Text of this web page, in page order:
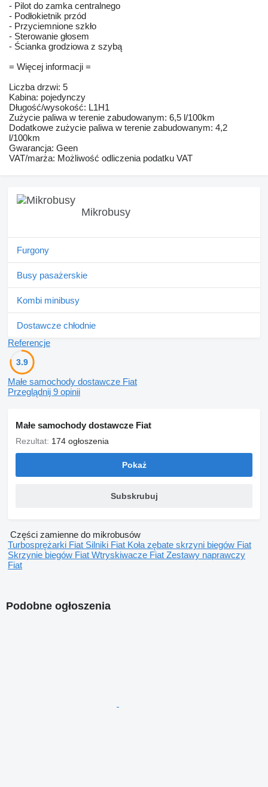
- Pilot do zamka centralnego
- Podłokietnik przód
- Przyciemnione szkło
- Sterowanie głosem
- Ścianka grodziowa z szybą
= Więcej informacji =
Liczba drzwi: 5
Kabina: pojedynczy
Długość/wysokość: L1H1
Zużycie paliwa w terenie zabudowanym: 6,5 l/100km
Dodatkowe zużycie paliwa w terenie zabudowanym: 4,2
l/100km
Gwarancja: Geen
VAT/marża: Możliwość odliczenia podatku VAT
Mikrobusy
Furgony
Busy pasażerskie
Kombi minibusy
Dostawcze chłodnie
Referencje
3.9
Małe samochody dostawcze Fiat
Przeglądnij 9 opinii
Małe samochody dostawcze Fiat
Rezultat: 174 ogłoszenia
Pokaż
Subskrubuj
Części zamienne do mikrobusów
Turbosprężarki Fiat Silniki Fiat Koła zębate skrzyni biegów Fiat
Skrzynie biegów Fiat Wtryskiwacze Fiat Zestawy naprawczy
Fiat
Podobne ogłoszenia